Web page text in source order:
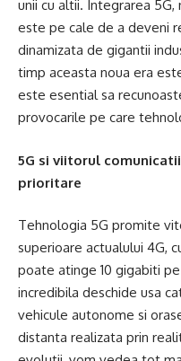
unii cu altii. Integrarea
este pe cale de a deveni
dinamizata de gigantii
timp aceasta noua era
este esential sa
provocarile pe care
5G si viitorul
prioritare
Tehnologia 5G promite
superioare actualului 4G,
poate atinge 10 gigabiti
incredibila deschide usa
vehicule autonome si
distanta realizata prin